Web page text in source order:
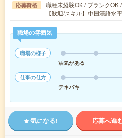
応募資格
職種未経験OK / ブランクOK
【歓迎/スキル】中国漢語水
職場の雰囲気
職場の様子
活気がある
仕事の仕方
テキパキ
気になる! 応募へ進